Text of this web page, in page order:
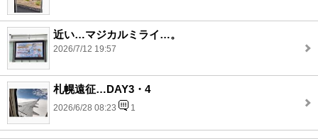
近い…マジカルミライ…。
2026/7/12 19:57
札幌遠征…DAY3・4
2026/6/28 08:23 1